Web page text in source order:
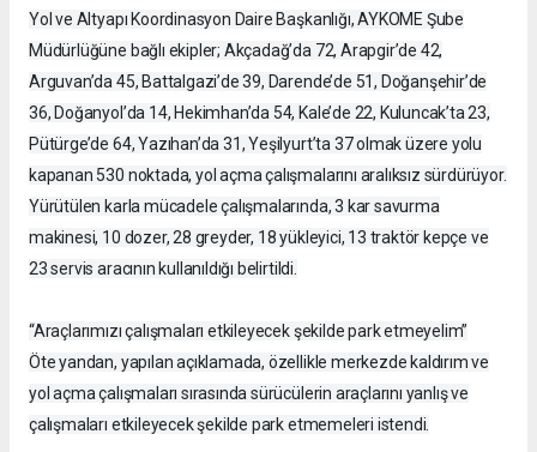
Yol ve Altyapı Koordinasyon Daire Başkanlığı, AYKOME Şube
Müdürlüğüne bağlı ekipler; Akçadağ’da 72, Arapgir’de 42,
Arguvan’da 45, Battalgazi’de 39, Darende’de 51, Doğanşehir’de
36, Doğanyol’da 14, Hekimhan’da 54, Kale’de 22, Kuluncak’ta 23,
Pütürge’de 64, Yazıhan’da 31, Yeşilyurt’ta 37 olmak üzere yolu
kapanan 530 noktada, yol açma çalışmalarını aralıksız sürdürüyor.
Yürütülen karla mücadele çalışmalarında, 3 kar savurma
makinesi, 10 dozer, 28 greyder, 18 yükleyici, 13 traktör kepçe ve
23 servis aracının kullanıldığı belirtildi.
“Araçlarımızı çalışmaları etkileyecek şekilde park etmeyelim”
Öte yandan, yapılan açıklamada, özellikle merkezde kaldırım ve
yol açma çalışmaları sırasında sürücülerin araçlarını yanlış ve
çalışmaları etkileyecek şekilde park etmemeleri istendi.